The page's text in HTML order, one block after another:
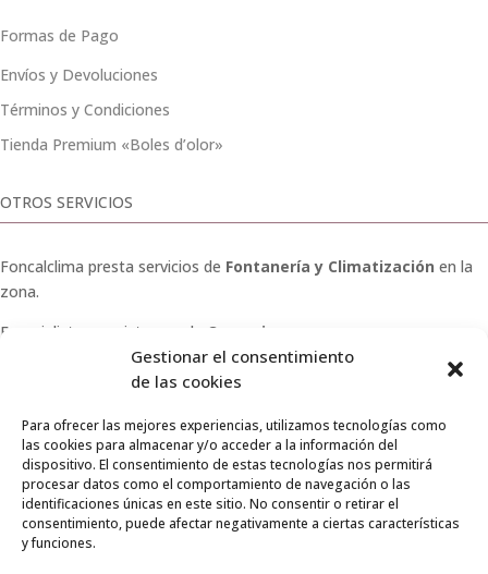
Gestionar el consentimiento
de las cookies
Para ofrecer las mejores experiencias, utilizamos tecnologías como
las cookies para almacenar y/o acceder a la información del
dispositivo. El consentimiento de estas tecnologías nos permitirá
procesar datos como el comportamiento de navegación o las
identificaciones únicas en este sitio. No consentir o retirar el
consentimiento, puede afectar negativamente a ciertas características
y funciones.
Formas de Pago
Envíos y Devoluciones
Términos y Condiciones
Tienda Premium «Boles d’olor»
OTROS SERVICIOS
Foncalclima presta servicios de Fontanería y Climatización en la
zona.
Especialistas en sistemas de
Osmosis
Pide presupuesto sin compromiso o llámanos y haz tu
© 2026 Foncalclima · Todos los derechos reservados